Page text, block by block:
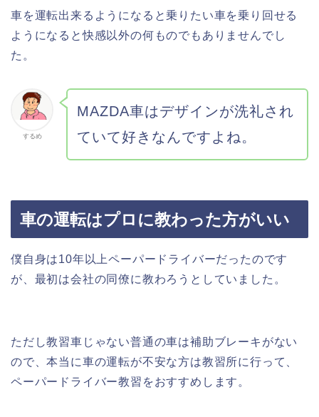
車を運転出来るようになると乗りたい車を乗り回せる
ようになると快感以外の何ものでもありませんでし
た。
するめ
MAZDA車はデザインが洗礼され
ていて好きなんですよね。
車の運転はプロに教わった方がいい
僕自身は10年以上ペーパードライバーだったのです
が、最初は会社の同僚に教わろうとしていました。
ただし教習車じゃない普通の車は補助ブレーキがない
ので、本当に車の運転が不安な方は教習所に行って、
ペーパードライバー教習をおすすめします。